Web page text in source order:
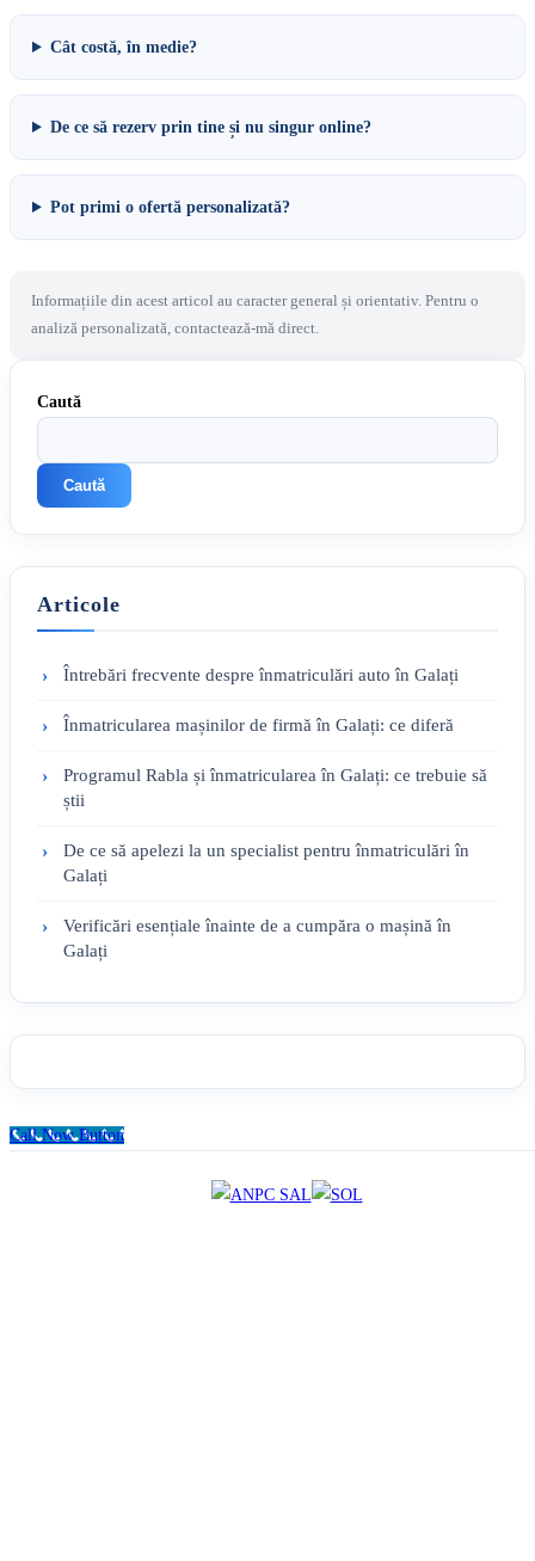
Cât costă, în medie?
De ce să rezerv prin tine și nu singur online?
Pot primi o ofertă personalizată?
Informațiile din acest articol au caracter general și orientativ. Pentru o
analiză personalizată, contactează-mă direct.
Caută
Caută
Articole
Întrebări frecvente despre înmatriculări auto în Galați
Înmatricularea mașinilor de firmă în Galați: ce diferă
Programul Rabla și înmatricularea în Galați: ce trebuie să
știi
De ce să apelezi la un specialist pentru înmatriculări în
Galați
Verificări esențiale înainte de a cumpăra o mașină în
Galați
Call Now Button